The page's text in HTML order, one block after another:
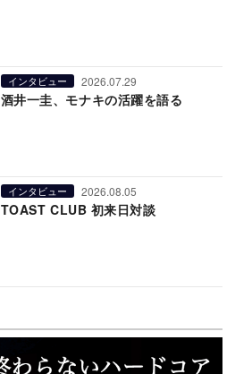
インタビュー 2026.07.29
酒井一圭、モナキの活躍を語る
インタビュー 2026.08.05
TOAST CLUB 初来日対談